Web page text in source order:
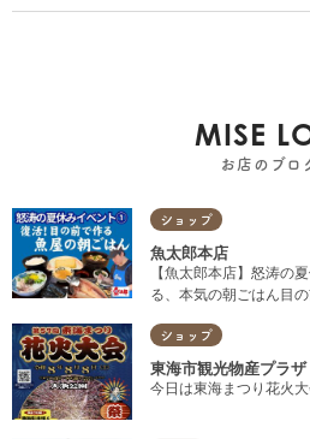
MISE
お店のブロ
ショップ
魚太郎本店
【魚太郎本店】怒涛の
る、本気の朝ごはん目
ショップ
東海市観光物産プラザ
今日は東海まつり花火